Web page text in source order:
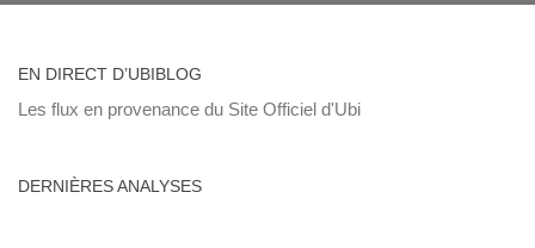
EN DIRECT D’UBIBLOG
Les flux en provenance du Site Officiel d'Ubi
DERNIÈRES ANALYSES